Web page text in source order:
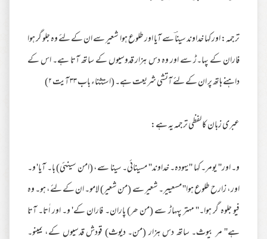
ترجمہ: اور کہا خداوند سیناؔ سے آیا اور طلوع ہوا شعیر سے ان کے لئے وہ جلو گر ہوا
فاران کے پہا۔ڑ سے اور وہ دس ہزار قدوسیوں کے ساتھ آتا ہے۔ اس کے
داہنے ہاتھ پر ان کے لئے آتشی شریعت ہے۔ (استثناء باب ۳۳ آیت ۲)
عبری زبان کا لفظی ترجمہ یہ ہے:
و۔ اور'' یومر۔ کہا ''یہودہ۔ خداوند'' مسینائی۔ سینا سے، (امن سینئی) با۔ آیا' و۔
اور، زارح طلوع ہوا'' مسعییر۔ شعیر سے (من شعیر) لامو۔ ان کے لئے، ہو۔ وہ
فیو جلوہ گر ہوا۔'' مہتر پہہاڑ سے (من ھر) پاران۔ فاران کے' و۔ اور اٰتا۔ آتا
ہے'' مر بیوث۔ ساتھ دس ہزار (من۔ دیوث) قودش قدسیوں کے، یمینو۔